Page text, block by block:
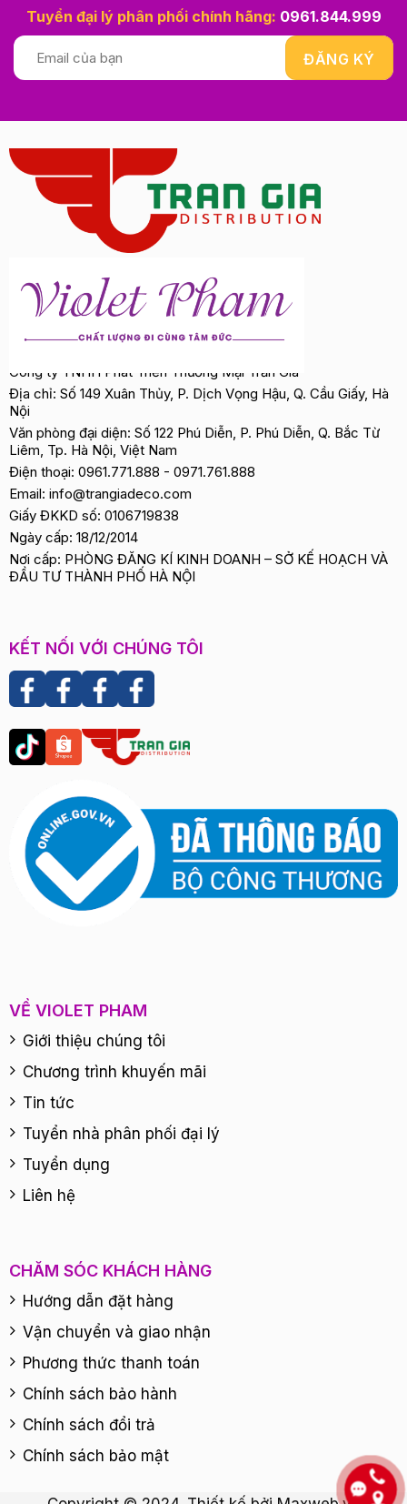
Tuyển đại lý phân phối chính hãng: 0961.844.999
Công ty TNHH Phát Triển Thương Mại Trần Gia
Địa chỉ: Số 149 Xuân Thủy, P. Dịch Vọng Hậu, Q. Cầu Giấy, Hà
Nội
Văn phòng đại diện: Số 122 Phú Diễn, P. Phú Diễn, Q. Bắc Từ
Liêm, Tp. Hà Nội, Việt Nam
Điện thoại: 0961.771.888 - 0971.761.888
Email: info@trangiadeco.com
Giấy ĐKKD số: 0106719838
Ngày cấp: 18/12/2014
Nơi cấp: PHÒNG ĐĂNG KÍ KINH DOANH – SỞ KẾ HOẠCH VÀ
ĐẦU TƯ THÀNH PHỐ HÀ NỘI
KẾT NỐI VỚI CHÚNG TÔI
VỀ VIOLET PHAM
Giới thiệu chúng tôi
Chương trình khuyến mãi
Tin tức
Tuyển nhà phân phối đại lý
Tuyển dụng
Liên hệ
CHĂM SÓC KHÁCH HÀNG
Hướng dẫn đặt hàng
Vận chuyển và giao nhận
Phương thức thanh toán
Chính sách bảo hành
Chính sách đổi trả
Chính sách bảo mật